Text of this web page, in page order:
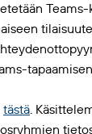
tästä.